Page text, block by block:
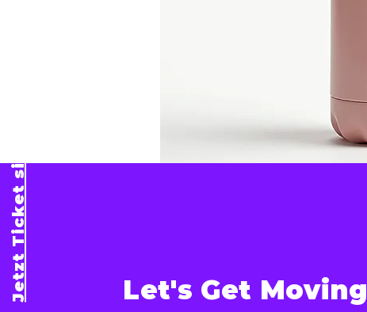
Jetzt Ticket sichern! Let's Get Moving